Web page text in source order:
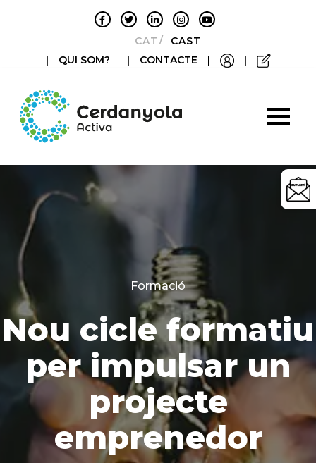
CATALÀCASTELLANO
|
QUI SOM? | CONTACTE | |
Categories
Formació
Nou cicle formatiu
per impulsar un
projecte
emprenedor